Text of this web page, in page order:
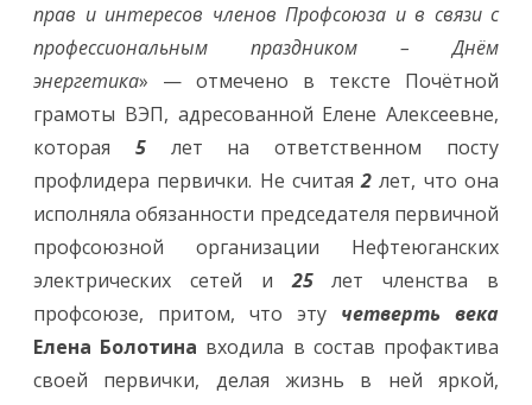
прав и интересов членов Профсоюза и в связи с
профессиональным праздником – Днём
энергетика» — отмечено в тексте Почётной
грамоты ВЭП, адресованной Елене Алексеевне,
которая 5лет на ответственном посту
профлидера первички. Не считая2 лет, что она
исполняла обязанности председателя первичной
профсоюзной организации Нефтеюганских
электрических сетей и 25лет членства в
профсоюзе, притом, что эту четверть века
Елена Болотина входила в состав профактива
своей первички, делая жизнь в ней яркой,